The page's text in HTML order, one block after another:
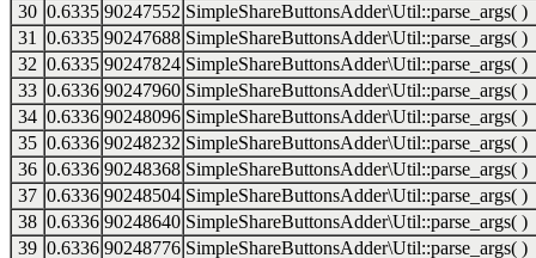
30 0.6335 90247552 SimpleShareButtonsAdder\Util::parse_args( )
31
0.6335 90247688 SimpleShareButtonsAdder\Util::parse_args( )
32 0.6335 90247824 SimpleShareButtonsAdder\Util::parse_args( )
33 0.6336 90247960 SimpleShareButtonsAdder\Util::parse_args( )
34 0.6336 90248096 SimpleShareButtonsAdder\Util::parse_args( )
35 0.6336 90248232 SimpleShareButtonsAdder\Util::parse_args( )
36 0.6336 90248368 SimpleShareButtonsAdder\Util::parse_args( )
37 0.6336 90248504 SimpleShareButtonsAdder\Util::parse_args( )
38 0.6336 90248640 SimpleShareButtonsAdder\Util::parse_args( )
39 0.6336 90248776 SimpleShareButtonsAdder\Util::parse_args( )